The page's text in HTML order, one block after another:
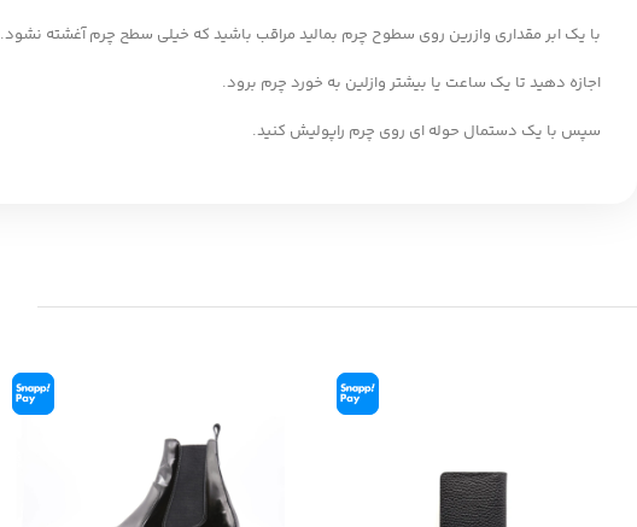
با یک ابر مقداری وازرین روی سطوح چرم بمالید مراقب باشید که خیلی سطح چرم آغشته نشود.
اجازه دهید تا یک ساعت یا بیشتر وازلین به خورد چرم برود.
سپس با یک دستمال حوله ای روی چرم راپولیش کنید.